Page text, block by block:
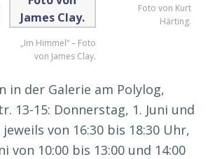
„Im Himmel“ – Foto
von James Clay.
Foto von Kurt
Härting.
in der Galerie am Polylog,
13-15: Donnerstag, 1. Juni und
von 16:30 bis 18:30 Uhr,
von 10:00 bis 13:00 und 14:00